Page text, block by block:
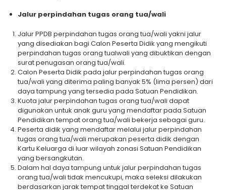
Jalur perpindahan tugas orang tua/wali
Jalur PPDB perpindahan tugas orang tua/wali yakni jalur
yang disediakan bagi Calon Peserta Didik yang mengikuti
perpindahan tugas orang tualwali yang dibuktikan dengan
surat penugasan orang tua/wali.
Calon Peserta Didik pada jalur perpindahan tugas orang
tua/wali yang diterima paling banyak 5% (lima persen) dari
daya tampung yang tersedia pada Satuan Pendidikan.
Kuota jalur perpindahan tugas orang tua/wali dapat
digunakan untuk anak guru yang mendaftar pada Satuan
Pendidikan tempat orang tua/wali bekerja sebagai guru.
Peserta didik yang mendaftar melalui jalur perpindahan
tugas orang tua/wali merupakan peserta didik dengan
Kartu Keluarga di luar wilayah zonasi Satuan Pendidikan
yang bersangkutan.
Dalam hal daya tampung untuk jalur perpindahan tugas
orang tua/wali tidak mencukupi, maka seleksi dilakukan
berdasarkan jarak tempat tinggal terdekat ke Satuan